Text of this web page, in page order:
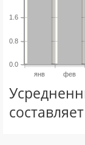
янв фев
0.0
0.8
1.6
составляет